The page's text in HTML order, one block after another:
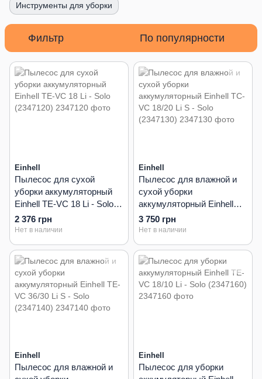
Инструменты для уборки
Фильтр По популярности
Einhell
Пылесос для сухой
уборки аккумуляторный
Einhell TE-VC 18 Li - Solo
(2347120)
2 376 грн
Нет в наличии
Einhell
Пылесос для влажной и
сухой уборки
аккумуляторный Einhell
TC-VC 18/20 Li S - Solo
(2347130)
3 750 грн
Нет в наличии
Einhell
Пылесос для влажной и
Einhell
Пылесос для уборки